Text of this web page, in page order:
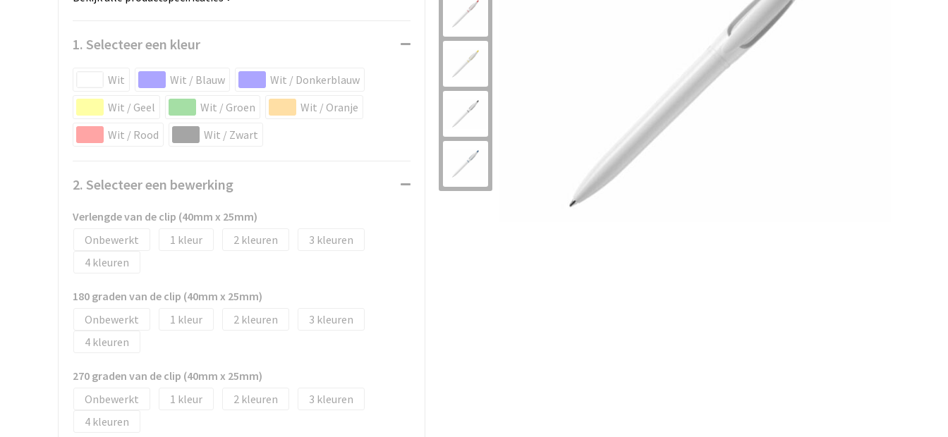
1. Selecteer een kleur
Wit Wit / Blauw
Wit / Donkerblauw
Wit / Geel
Wit / Groen
Wit / Oranje
Wit / Rood
Wit / Zwart
2. Selecteer een bewerking
Verlengde van de clip (40mm x 25mm)
Onbewerkt
1 2
3
4
180 graden van de clip (40mm x 25mm)
Onbewerkt
1 2
3
4
270 graden van de clip (40mm x 25mm)
Onbewerkt
1 2
3
4